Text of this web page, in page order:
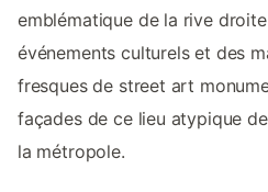
emblématique de la rive
événements culturels et des
fresques de street art
façades de ce lieu atypique
la métropole.